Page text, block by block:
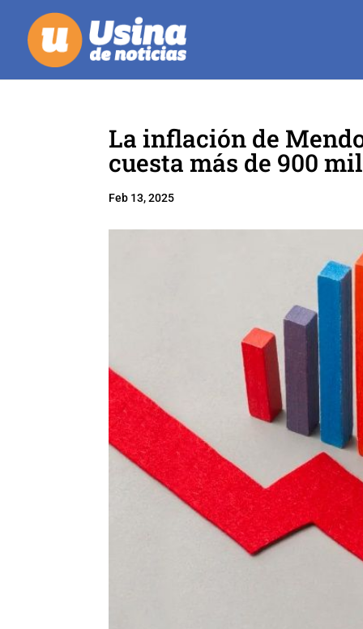
La inflación de
cuesta más de 900
Feb 13, 2025